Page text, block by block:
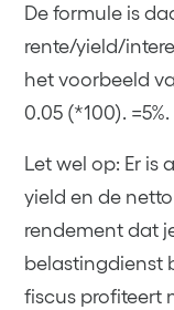
De formule is
rente/yield/
het voorbeeld
0.05 (*100). =5%.
Let wel op: Er is
yield en de
rendement dat
belastingdienst
fiscus profiteert